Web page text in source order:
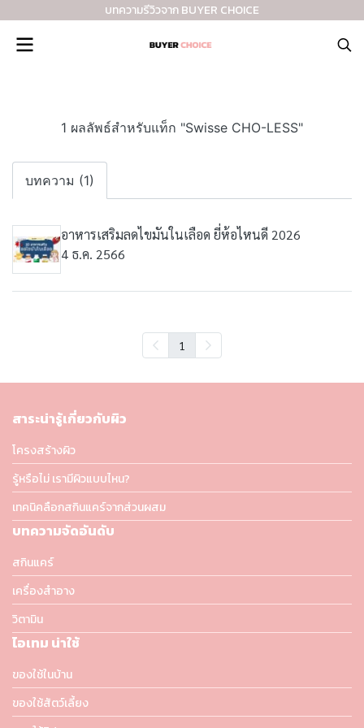
บทความรีวิวจาก BUYER CHOICE
1 ผลลัพธ์สำหรับแท็ก "Swisse CHO-LESS"
บทความ (1)
อาหารเสริมลดไขมันในเลือด ยี่ห้อไหนดี 2026
4 ธ.ค. 2566
1
สาระน่ารู้เกี่ยวกับผิว
โครงสร้างผิว
รู้หรือไม่ เรามีผิวแบบไหน?
เทคนิคลือกสกินแคร์จากส่วนผสม
บทความจัดอันดับ
สกินแคร์
เครื่องสำอาง
วิตามิน
ไอเทม น่าใช้
ของใช้ในบ้าน
ของใช้สัตว์เลี้ยง